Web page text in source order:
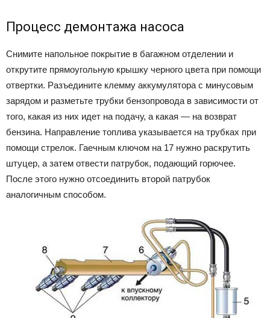
Процесс демонтажа насоса
Снимите напольное покрытие в багажном отделении и
открутите прямоугольную крышку черного цвета при помощи
отвертки. Разъедините клемму аккумулятора с минусовым
зарядом и разметьте трубки бензопровода в зависимости от
того, какая из них идет на подачу, а какая — на возврат
бензина. Направление топлива указывается на трубках при
помощи стрелок. Гаечным ключом на 17 нужно раскрутить
штуцер, а затем отвести патрубок, подающий горючее.
После этого нужно отсоединить второй патрубок
аналогичным способом.